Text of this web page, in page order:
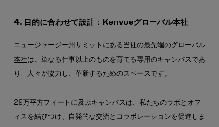
4. 目的に合わせて設計：Kenvueグローバル本社
ニュージャージー州サミットにある 当社の最先端のグローバル
本社は、単なる仕事以上のものを育てる専用のキャンパスであ
り、人々が協力し、革新するためのスペースです。
29万平方フィートに及ぶキャンパスは、私たちのラボとオフ
ィスを結びつけ、自発的な交流とコラボレーションを促進しま